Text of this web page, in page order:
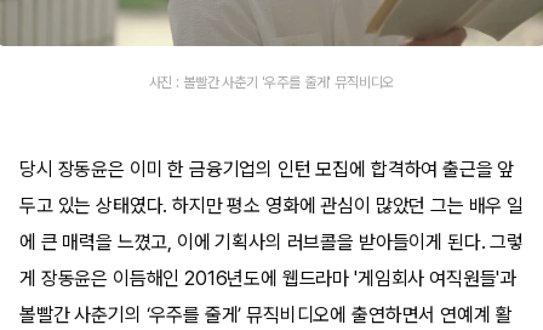
사진 : 볼빨간 사춘기 '우주를 줄게' 뮤직비디오
당시 장동윤은 이미 한 금융기업의 인턴 모집에 합격하여 출근을 앞
두고 있는 상태였다. 하지만 평소 영화에 관심이 많았던 그는 배우 일
에 큰 매력을 느꼈고, 이에 기획사의 러브콜을 받아들이게 된다. 그렇
게 장동윤은 이듬해인 2016년도에 웹드라마 '게임회사 여직원들'과
볼빨간 사춘기의 ‘우주를 줄게’ 뮤직비디오에 출연하면서 연예계 활